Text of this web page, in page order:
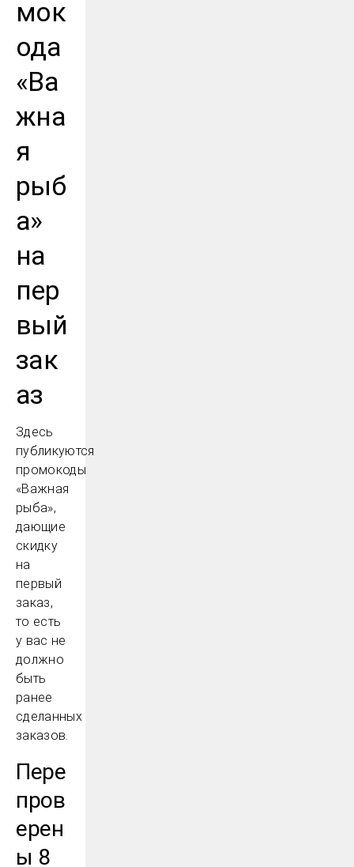
мок
ода
«Ва
жна
я
рыб
а»
на
пер
вый
зак
аз
Здесь
публикуются
промокоды
«Важная
рыба»,
дающие
скидку
на
первый
заказ,
то есть
у вас не
должно
быть
ранее
сделанных
заказов.
Пере
пров
ерен
ы 8